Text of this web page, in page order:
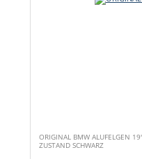
ORIGINAL BMW ALUFELGEN
ZUSTAND SCHWARZ